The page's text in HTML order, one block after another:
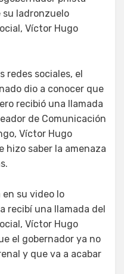
su ladronzuelo
Víctor Hugo
redes sociales, el
dio a conocer que
recibió una llamada
de Comunicación
Víctor Hugo
hizo saber la amenaza
en su video lo
recibí una llamada del
Víctor Hugo
el gobernador ya no
y que va a acabar